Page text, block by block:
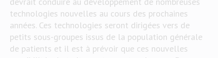
technologies nouvelles au cours des prochaines
années. Ces technologies seront dirigées vers de
petits sous-groupes issus de la population générale
de patients et il est à prévoir que ces nouvelles